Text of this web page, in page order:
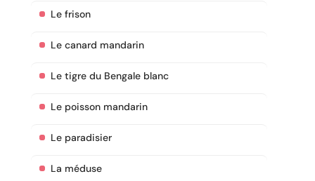
Le frison
Le canard mandarin
Le tigre du Bengale blanc
Le poisson mandarin
Le paradisier
La méduse